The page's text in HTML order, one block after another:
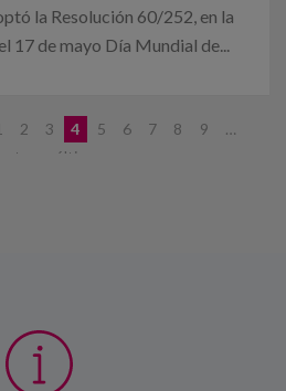
la Resolución 60/252, en la
17 de mayo Día Mundial de...
2 3 4 5 6 7 8 9
…
›
última »